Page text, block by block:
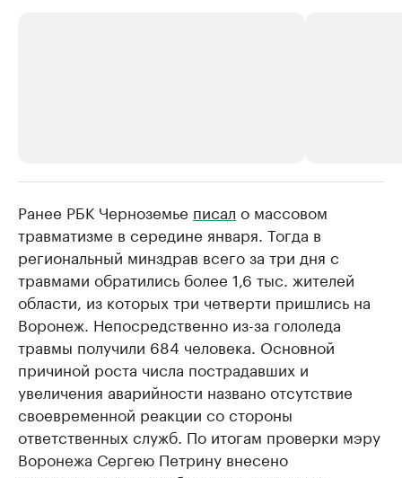
Делитесь новостями бизнеса на РБК
Управляйте страницей компании и развивайте личные
бренды спикеров бизнеса
Крупнейшие
продавцы
Ознакомьтесь с
Ранее РБК Черноземье писал о массовом
травматизме в середине января. Тогда в
региональный минздрав всего за три дня с
травмами обратились более 1,6 тыс. жителей
области, из которых три четверти пришлись на
Воронеж. Непосредственно из-за гололеда
травмы получили 684 человека. Основной
причиной роста числа пострадавших и
увеличения аварийности названо отсутствие
своевременной реакции со стороны
ответственных служб. По итогам проверки мэру
Воронежа Сергею Петрину внесено